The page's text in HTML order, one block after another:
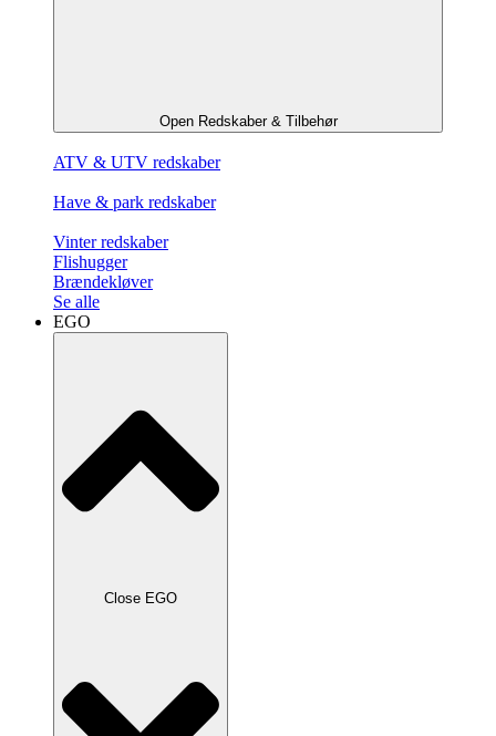
Open Redskaber & Tilbehør
ATV & UTV redskaber
Have & park redskaber
Vinter redskaber
Flishugger
Brændekløver
Se alle
EGO
Close EGO